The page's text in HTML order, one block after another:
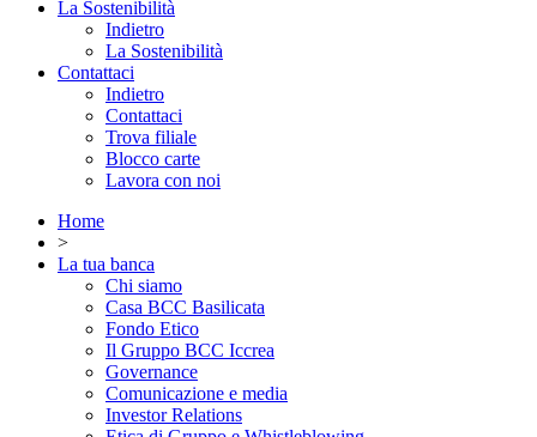
La Sostenibilità
Indietro
La Sostenibilità
Contattaci
Indietro
Contattaci
Trova filiale
Blocco carte
Lavora con noi
Home
>
La tua banca
Chi siamo
Casa BCC Basilicata
Fondo Etico
Il Gruppo BCC Iccrea
Governance
Comunicazione e media
Investor Relations